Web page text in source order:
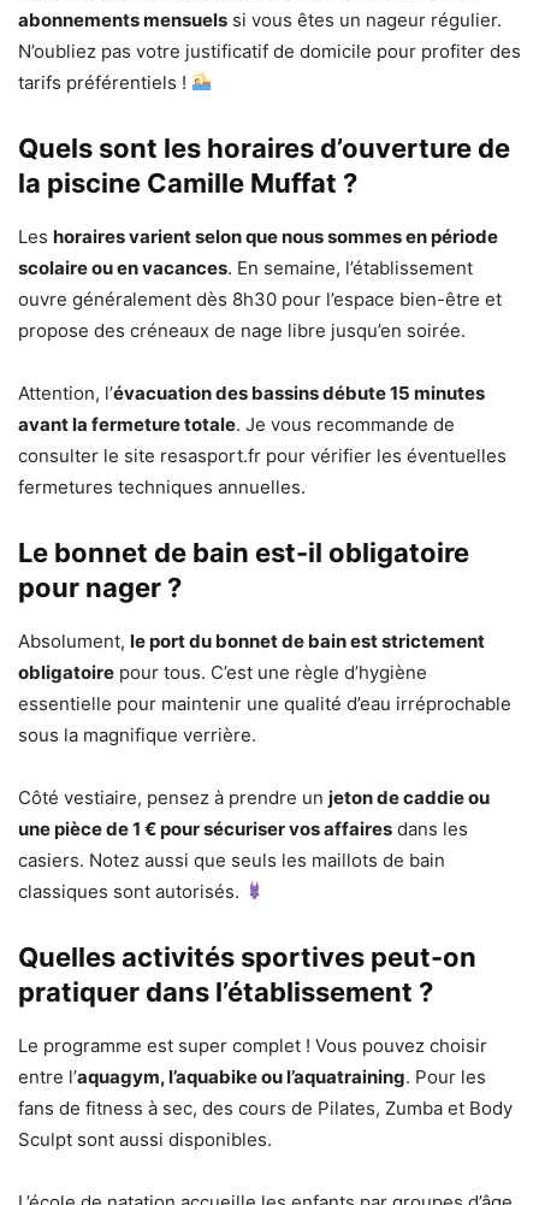
abonnements mensuels si vous êtes un nageur régulier.
N’oubliez pas votre justificatif de domicile pour profiter des
tarifs préférentiels !
Quels sont les horaires d’ouverture de
la piscine Camille Muffat ?
Les horaires varient selon que nous sommes en période
scolaire ou en vacances. En semaine, l’établissement
ouvre généralement dès 8h30 pour l’espace bien-être et
propose des créneaux de nage libre jusqu’en soirée.
Attention, l’évacuation des bassins débute 15 minutes
avant la fermeture totale. Je vous recommande de
consulter le site resasport.fr pour vérifier les éventuelles
fermetures techniques annuelles.
Le bonnet de bain est-il obligatoire
pour nager ?
Absolument, le port du bonnet de bain est strictement
obligatoire pour tous. C’est une règle d’hygiène
essentielle pour maintenir une qualité d’eau irréprochable
sous la magnifique verrière.
Côté vestiaire, pensez à prendre un jeton de caddie ou
une pièce de 1 € pour sécuriser vos affaires dans les
casiers. Notez aussi que seuls les maillots de bain
classiques sont autorisés.
Quelles activités sportives peut-on
pratiquer dans l’établissement ?
Le programme est super complet ! Vous pouvez choisir
entre l’aquagym, l’aquabike ou l’aquatraining. Pour les
fans de fitness à sec, des cours de Pilates, Zumba et Body
Sculpt sont aussi disponibles.